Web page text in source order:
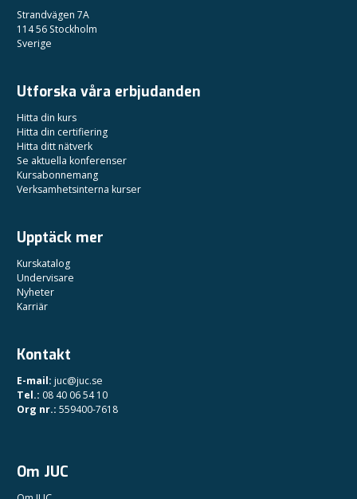
Strandvägen 7A
114 56 Stockholm
Sverige
Utforska våra erbjudanden
Hitta din kurs
Hitta din certifiering
Hitta ditt nätverk
Se aktuella konferenser
Kursabonnemang
Verksamhetsinterna kurser
Upptäck mer
Kurskatalog
Undervisare
Nyheter
Karriär
Kontakt
E-mail: juc@juc.se
Tel.: 08 40 06 54 10
Org nr.: 559400-7618
Om JUC